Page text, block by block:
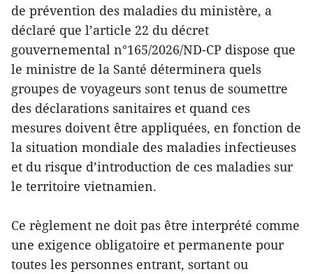
de prévention des maladies du ministère, a
déclaré que l’article 22 du décret
gouvernemental n°165/2026/ND-CP dispose que
le ministre de la Santé déterminera quels
groupes de voyageurs sont tenus de soumettre
des déclarations sanitaires et quand ces
mesures doivent être appliquées, en fonction de
la situation mondiale des maladies infectieuses
et du risque d’introduction de ces maladies sur
le territoire vietnamien.
Ce règlement ne doit pas être interprété comme
une exigence obligatoire et permanente pour
toutes les personnes entrant, sortant ou